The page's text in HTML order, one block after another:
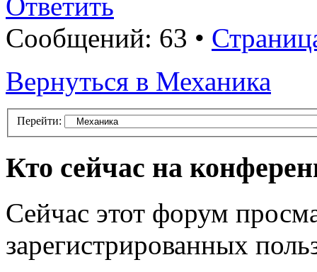
Ответить
Сообщений: 63 •
Вернуться в Механика
Перейти:
Кто сейчас на
Сейчас этот форум
зарегистрированных